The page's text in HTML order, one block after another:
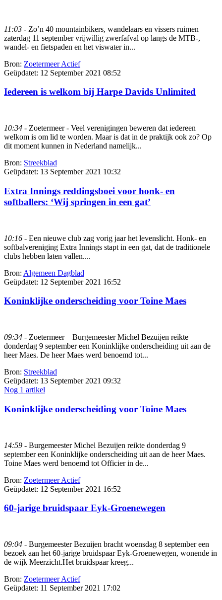
11:03 - Zo’n 40 mountainbikers, wandelaars en vissers ruimen
zaterdag 11 september vrijwillig zwerfafval op langs de MTB-,
wandel- en fietspaden en het viswater in...
Bron: Zoetermeer Actief
Geüpdatet: 12 September 2021 08:52
Iedereen is welkom bij Harpe Davids Unlimited
10:34 - Zoetermeer - Veel verenigingen beweren dat iedereen
welkom is om lid te worden. Maar is dat in de praktijk ook zo? Op
dit moment kunnen in Nederland namelijk...
Bron: Streekblad
Geüpdatet: 13 September 2021 10:32
Extra Innings reddingsboei voor honk- en
softballers: ‘Wij springen in een gat’
10:16 - Een nieuwe club zag vorig jaar het levenslicht. Honk- en
softbalvereniging Extra Innings stapt in een gat, dat de traditionele
clubs hebben laten vallen....
Bron: Algemeen Dagblad
Geüpdatet: 12 September 2021 16:52
Koninklijke onderscheiding voor Toine Maes
09:34 - Zoetermeer – Burgemeester Michel Bezuijen reikte
donderdag 9 september een Koninklijke onderscheiding uit aan de
heer Maes. De heer Maes werd benoemd tot...
Bron: Streekblad
Geüpdatet: 13 September 2021 09:32
Nog 1 artikel
Koninklijke onderscheiding voor Toine Maes
14:59 - Burgemeester Michel Bezuijen reikte donderdag 9
september een Koninklijke onderscheiding uit aan de heer Maes.
Toine Maes werd benoemd tot Officier in de...
Bron: Zoetermeer Actief
Geüpdatet: 12 September 2021 16:52
60-jarige bruidspaar Eyk-Groenewegen
09:04 - Burgemeester Bezuijen bracht woensdag 8 september een
bezoek aan het 60-jarige bruidspaar Eyk-Groenewegen, wonende in
de wijk Meerzicht.Het bruidspaar kreeg...
Bron: Zoetermeer Actief
Geüpdatet: 11 September 2021 17:02